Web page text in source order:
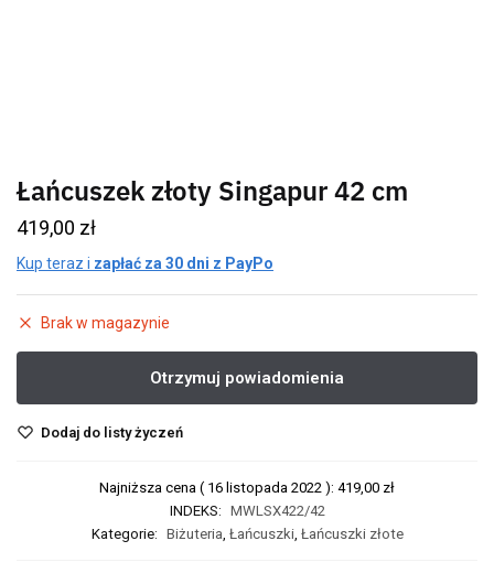
Łańcuszek złoty Singapur 42 cm
419,00 zł
Kup teraz i zapłać za 30 dni z PayPo
Brak w magazynie
Dodaj do listy życzeń
Najniższa cena ( 16 listopada 2022 ): 419,00 zł
INDEKS: MWLSX422/42
Kategorie: Biżuteria, Łańcuszki, Łańcuszki złote